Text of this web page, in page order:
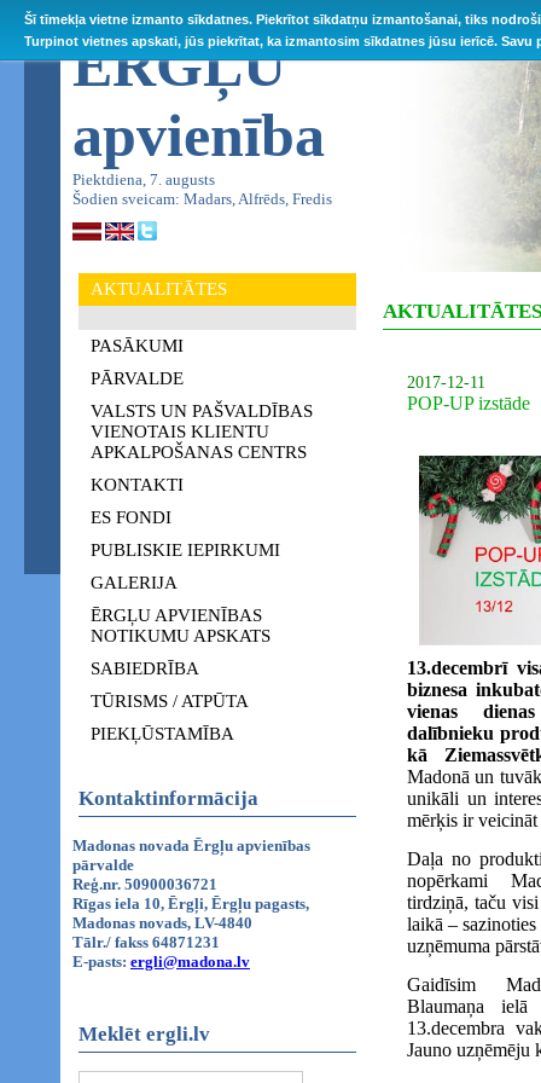
Šī tīmekļa vietne izmanto sīkdatnes. Piekrītot sīkdatņu izmantošanai, tiks
Turpinot vietnes apskati, jūs piekrītat, ka izmantosim sīkdatnes jūsu ierīcē.
ĒRGĻU
apvienība
Piektdiena, 7. augusts
Šodien sveicam: Madars, Alfrēds, Fredis
AKTUALITĀTES
PASĀKUMI
PĀRVALDE
VALSTS UN PAŠVALDĪBAS
VIENOTAIS KLIENTU
APKALPOŠANAS CENTRS
KONTAKTI
ES FONDI
PUBLISKIE IEPIRKUMI
GALERIJA
ĒRGĻU APVIENĪBAS
NOTIKUMU APSKATS
SABIEDRĪBA
TŪRISMS / ATPŪTA
PIEKĻŪSTAMĪBA
Kontaktinformācija
Madonas novada Ērgļu apvienības
pārvalde
Reģ.nr. 50900036721
Rīgas iela 10, Ērgļi, Ērgļu pagasts,
Madonas novads, LV-4840
Tālr./ fakss 64871231
E-pasts: ergli@madona.lv
Meklēt ergli.lv
AKTUALITĀTES
2017-12-11
POP-UP izstāde
13.decembrī
biznesa
vienas
dalībnieku
kā
Madonā un
unikāli un
mērķis ir
Daļa no
nopērkami
tirdziņā, taču
laikā – sazinoties
uzņēmuma
Gaidīsim
Blaumaņa
13.decembra
Jauno uzņēmēju